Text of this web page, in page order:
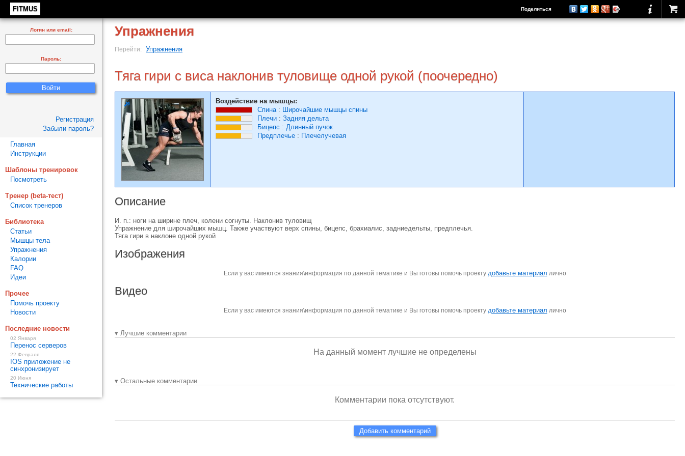
FITMUS Поделиться
Упражнения
Перейти: Упражнения
Тяга гири с виса наклонив туловище одной рукой (поочередно)
Воздействие на мышцы:
Спина: Широчайшие мышцы спины
Плечи : Задняя дельта
Бицепс : Длинный пучок
Предплечье : Плечелучевая
Описание
И. п.: ноги на ширине плеч, колени согнуты. Наклонив туловищ
Упражнение для широчайших мышц. Также участвуют верх спины, бицепс, брахиалис, задниедельты, предплечья.
Тяга гири в наклоне одной рукой
Изображения
Если у вас имеются знания\информация по данной тематике и Вы готовы помочь проекту добавьте материал лично
Видео
Если у вас имеются знания\информация по данной тематике и Вы готовы помочь проекту добавьте материал лично
▾ Лучшие комментарии
На данный момент лучшие не определены
▾ Остальные комментарии
Комментарии пока отсутствуют.
Добавить комментарий
Логин или email:
Пароль:
Регистрация
Забыли пароль?
Главная
Инструкции
Шаблоны тренировок
Посмотреть
Тренер (beta-тест)
Список тренеров
Библиотека
Статьи
Мышцы тела
Упражнения
Калории
FAQ
Идеи
Прочее
Помочь проекту
Новости
Последние новости
02 Января
Перенос серверов
22 Февраля
IOS приложение не
синхронизирует
20 Июня
Технические работы